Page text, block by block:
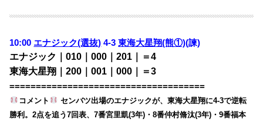
10:00 エナジック(選抜) 4-3東海大星翔(熊①)(諫)
エナジック｜010｜000｜201｜＝4
東海大星翔｜200｜001｜000｜＝3
=====================================
コメント
センバツ出場のエナジックが、東海大星翔に4-3で逆転
勝利。2点を追う7回表、7番宮里凱(3年)・8番仲村脩汰(3年)・9番福本